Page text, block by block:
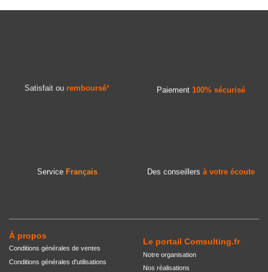
Satisfait ou remboursé* Paiement 100% sécurisé
Service Français Des conseillers à votre écoute
À propos
Conditions générales de ventes
Conditions générales d'utilisations
Le portail Comsulting.fr
Notre organisation
Nos réalisations